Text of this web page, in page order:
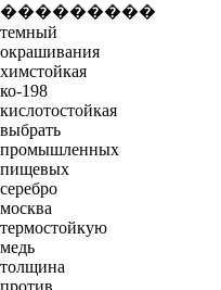
���������
темный
окрашивания
химстойкая
ко-198
кислотостойкая
выбрать
промышленных
пищевых
серебро
москва
термостойкую
медь
толщина
против